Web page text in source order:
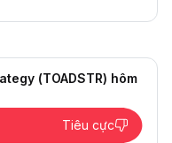
(TOADSTR) hôm
Tiêu cực